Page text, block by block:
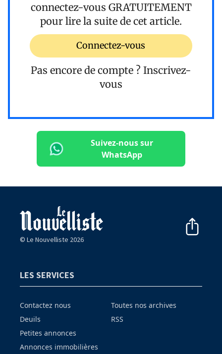
connectez-vous GRATUITEMENT
pour lire la suite de cet article.
Connectez-vous
Pas encore de compte ? Inscrivez-
vous
Suivez-nous sur
WhatsApp
© Le Nouvelliste 2026
LES SERVICES
Contactez nous
Deuils
Petites annonces
Annonces immobilières
Toutes nos archives
RSS